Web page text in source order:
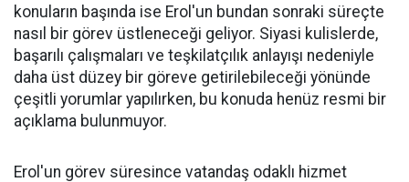
konuların başında ise Erol'un bundan sonraki süreçte
nasıl bir görev üstleneceği geliyor. Siyasi kulislerde,
başarılı çalışmaları ve teşkilatçılık anlayışı nedeniyle
daha üst düzey bir göreve getirilebileceği yönünde
çeşitli yorumlar yapılırken, bu konuda henüz resmi bir
açıklama bulunmuyor.
Erol'un görev süresince vatandaş odaklı hizmet